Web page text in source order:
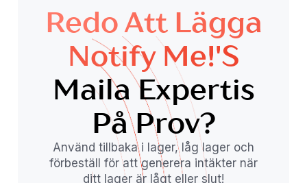
Redo Att Lägga
Notify Me!'s
Maila Expertis
På Prov?
Använd tillbaka i lager, låg lager och
förbeställ för att generera intäkter när
ditt lager är lågt eller slut!